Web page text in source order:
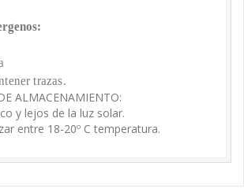
trazas.
ALMACENAMIENTO:
y lejos de la luz solar.
entre 18-20º C temperatura.